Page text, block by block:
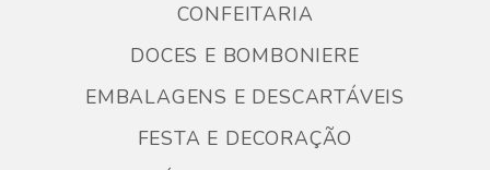
CONFEITARIA
DOCES E BOMBONIERE
EMBALAGENS E DESCARTÁVEIS
FESTA E DECORAÇÃO